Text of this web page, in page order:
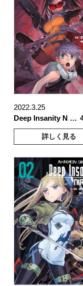
2022.3.25
Deep Insanity N …
詳しく見る